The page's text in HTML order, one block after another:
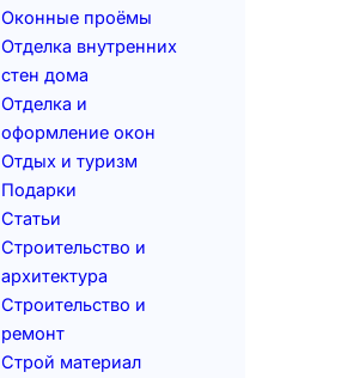
Оконные проёмы
Отделка внутренних
стен дома
Отделка и
оформление окон
Отдых и туризм
Подарки
Статьи
Строительство и
архитектура
Строительство и
ремонт
Строй материал